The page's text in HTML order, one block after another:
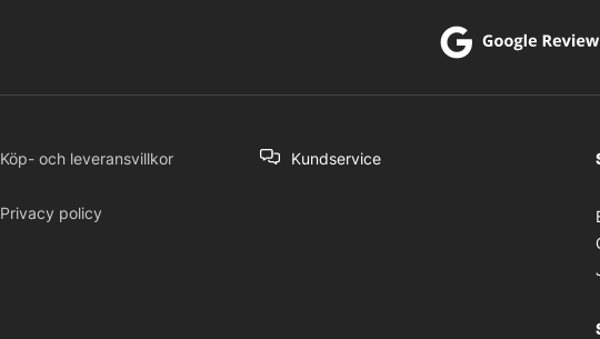
Köp- och leveransvillkor
Privacy policy
Kundservice